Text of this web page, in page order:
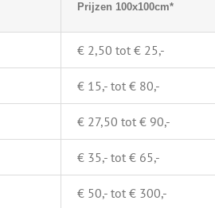
Prijzen 100x100cm*
€ 2,50 tot € 25,-
€ 15,- tot € 80,-
€ 27,50 tot € 90,-
€ 35,- tot € 65,-
€ 50,- tot € 300,-